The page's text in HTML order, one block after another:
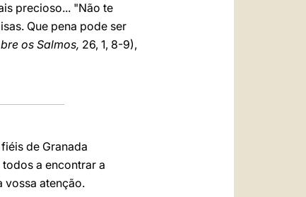
precioso... "Não te
Que pena pode ser
os Salmos, 26, 1, 8-9),
de Granada
a encontrar a
vossa atenção.